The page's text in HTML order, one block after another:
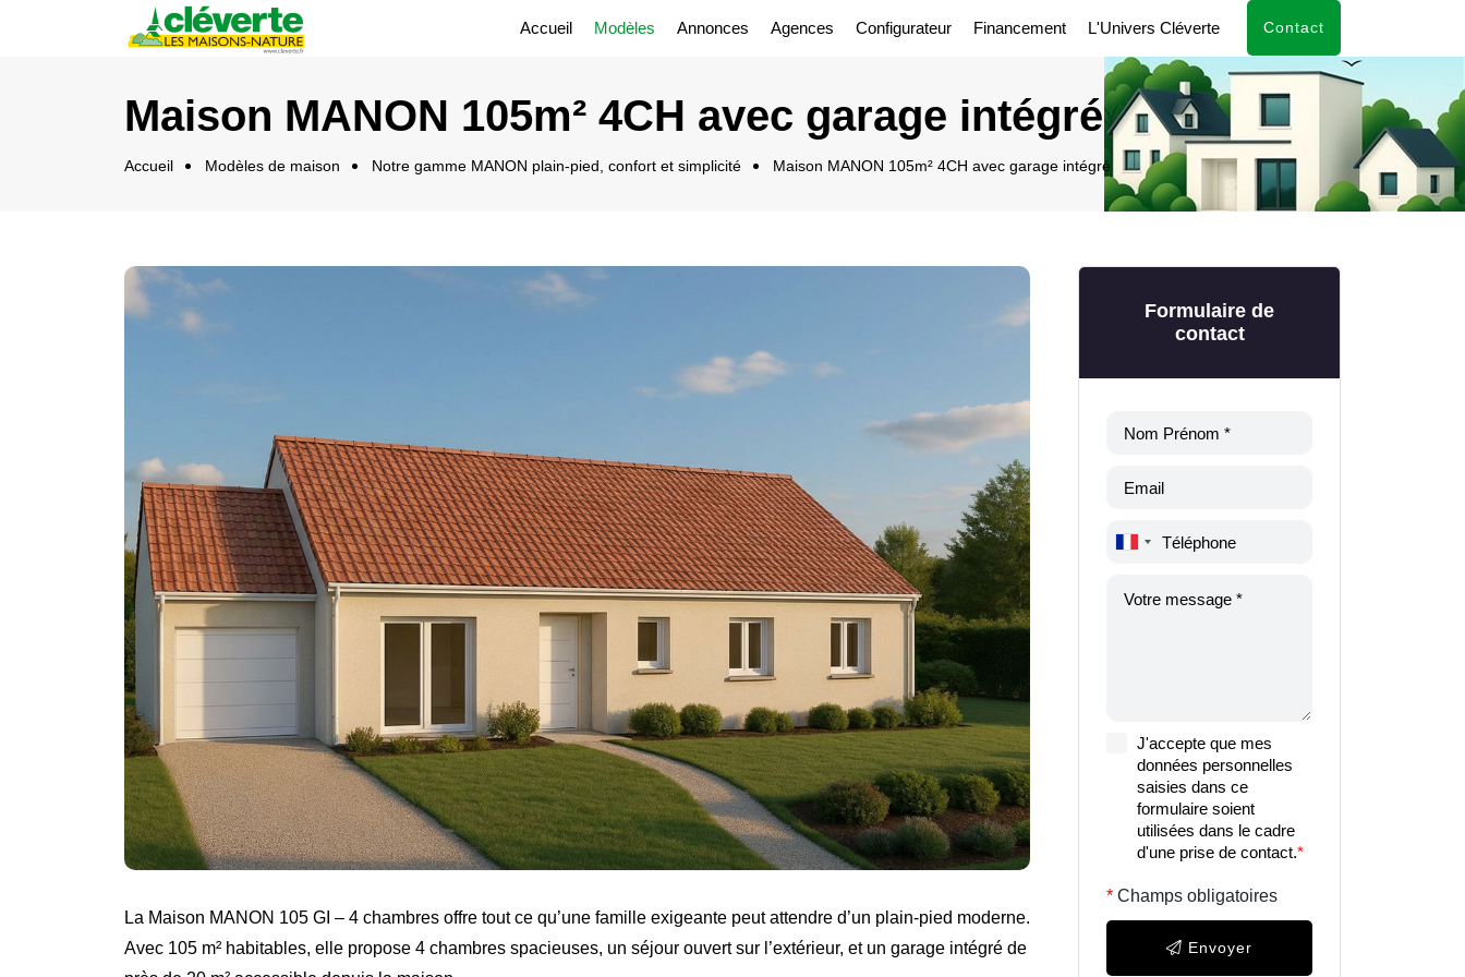
Accueil Modèles Annonces Agences Configurateur Financement L'Univers Cléverte Contact
Maison MANON 105m² 4CH avec garage intégré
Accueil Modèles de maison Notre gamme MANON plain-pied, confort et simplicité Maison MANON 105m² 4CH avec garage intégré
La Maison MANON 105 GI – 4 chambres offre tout ce qu’une famille exigeante peut attendre d’un plain-pied moderne.
Avec 105 m² habitables, elle propose 4 chambres spacieuses, un séjour ouvert sur l’extérieur, et un garage intégré de
Formulaire de
contact
J'accepte que mes
données personnelles
saisies dans ce
formulaire soient
utilisées dans le cadre
d'une prise de contact.*
Champs obligatoires
Envoyer
Panneau de gestion des cookies